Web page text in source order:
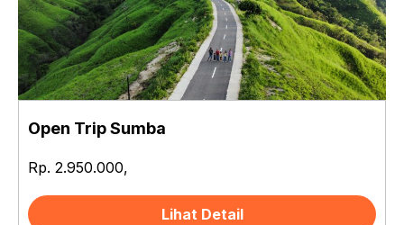
Open Trip Sumba
Rp. 2.950.000,
Lihat Detail